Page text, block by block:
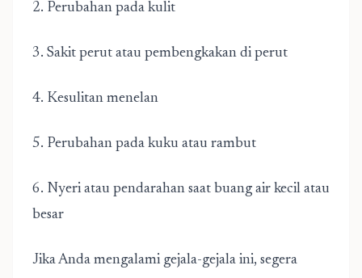
2. Perubahan pada kulit
3. Sakit perut atau pembengkakan di perut
4. Kesulitan menelan
5. Perubahan pada kuku atau rambut
6. Nyeri atau pendarahan saat buang air kecil atau
besar
Jika Anda mengalami gejala-gejala ini, segera